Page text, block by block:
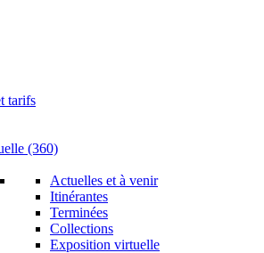
tarifs
(360)
Actuelles et à venir
Itinérantes
Terminées
Collections
Exposition virtuelle